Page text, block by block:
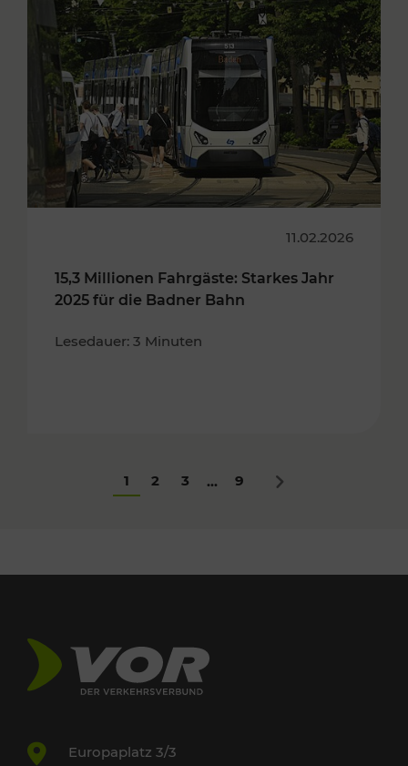
11.02.2026
15,3 Millionen Fahrgäste: Starkes Jahr
2025 für die Badner Bahn
Lesedauer: 3 Minuten
1 2 3 ... 9 Nächstes
Europaplatz 3/3